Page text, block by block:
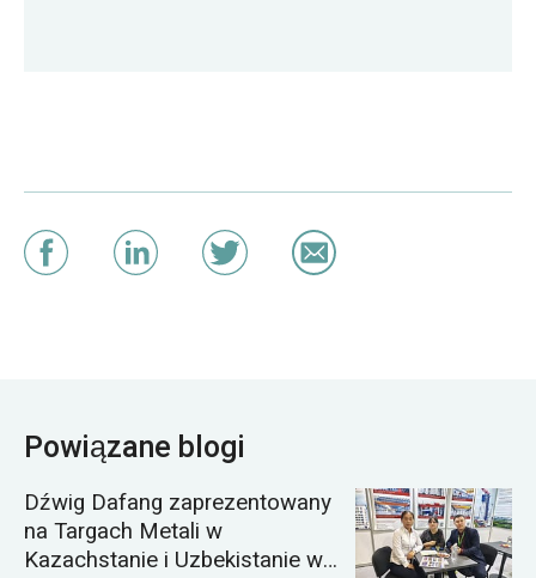
Powiązane blogi
Dźwig Dafang zaprezentowany
na Targach Metali w
Kazachstanie i Uzbekistanie w